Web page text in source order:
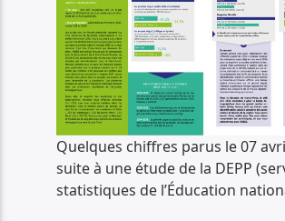
Quelques chiffres parus le 07
suite à une étude de la DEPP
statistiques de l’Éducation